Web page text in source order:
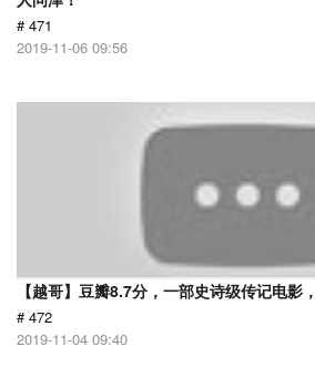
# 471
2019-11-06 09:56
【越哥】豆瓣8.7分，一部史诗级传记电影
# 472
2019-11-04 09:40